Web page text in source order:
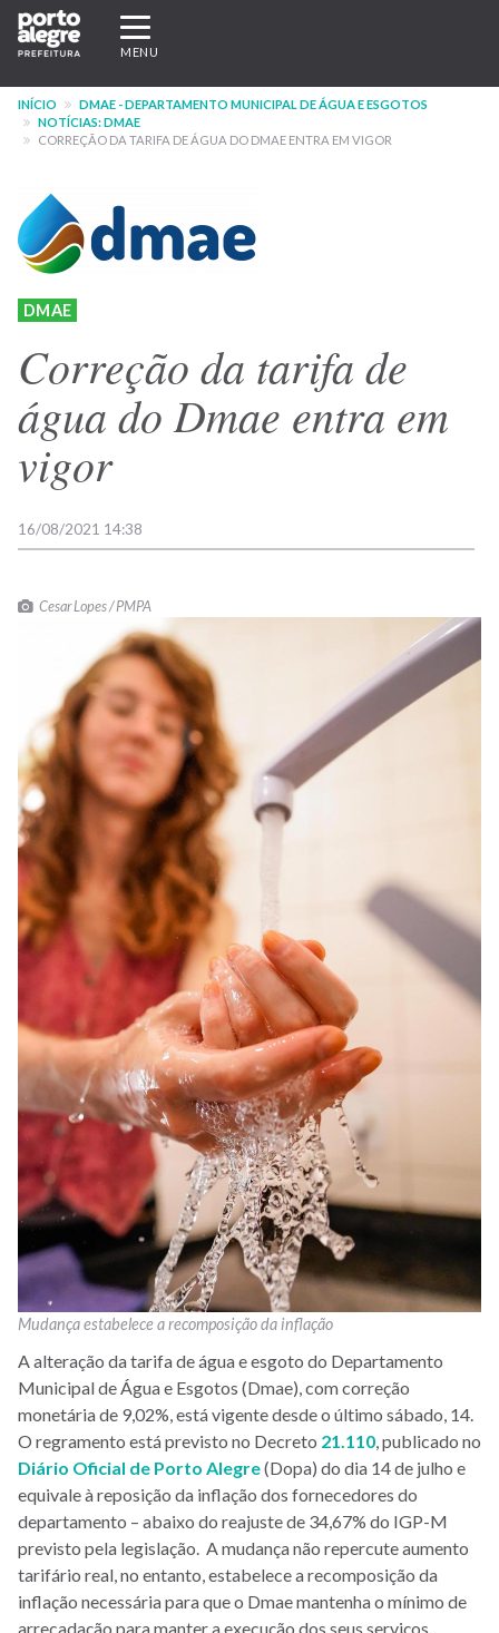
Pular
para
conteúdo
principal
Expandir/recolher
navegação
MENU
INÍCIO
DMAE - DEPARTAMENTO MUNICIPAL DE ÁGUA E ESGOTOS
NOTÍCIAS: DMAE
CORREÇÃO DA TARIFA DE ÁGUA DO DMAE ENTRA EM VIGOR
DMAE
Correção da tarifa de
água do Dmae entra em
vigor
16/08/2021 14:38
Cesar Lopes / PMPA
Mudança estabelece a recomposição da inflação
A alteração da tarifa de água e esgoto do Departamento
Municipal de Água e Esgotos (Dmae), com correção
monetária de 9,02%, está vigente desde o último sábado, 14.
O regramento está previsto no Decreto 21.110, publicado no
Diário Oficial de Porto Alegre(Dopa) do dia 14 de julho e
equivale à reposição da inflação dos fornecedores do
departamento – abaixo do reajuste de 34,67% do IGP-M
previsto pela legislação. A mudança não repercute aumento
tarifário real, no entanto, estabelece a recomposição da
inflação necessária para que o Dmae mantenha o mínimo de
arrecadação para manter a execução dos seus serviços.